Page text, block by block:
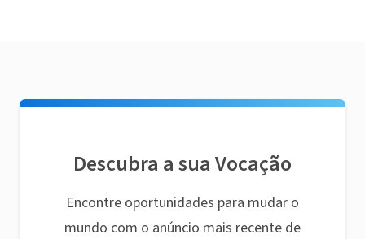
Descubra a sua Vocação
Encontre oportunidades para mudar o
mundo com o anúncio mais recente de